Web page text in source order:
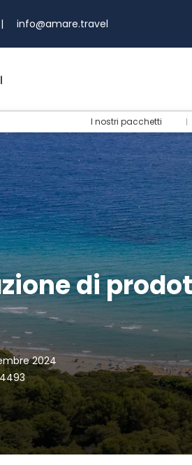
| info@amare.travel
I nostri pacchetti
di
2024